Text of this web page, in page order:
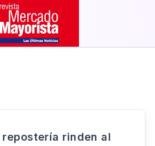
repostería rinden al